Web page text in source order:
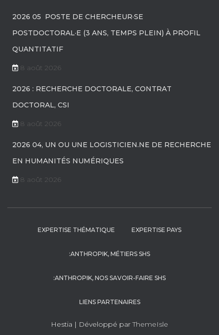
2026 05 POSTE DE CHERCHEUR·SE
POSTDOCTORAL·E (3 ANS, TEMPS PLEIN) À PROFIL
QUANTITATIF
8 août 2026
2026 : RECHERCHE DOCTORALE, CONTRAT
DOCTORAL, CSI
8 août 2026
2026 04, UN OU UNE LOGISTICIEN.NE DE RECHERCHE
EN HUMANITÉS NUMÉRIQUES
8 août 2026
EXPERTISE THÉMATIQUE EXPERTISE PAYS
:ANTHROPIK, MÉTIERS SHS
:ANTHROPIK, NOS SAVOIR-FAIRE SHS
LIENS PARTENAIRES
Hestia | Développé parThemeIsle